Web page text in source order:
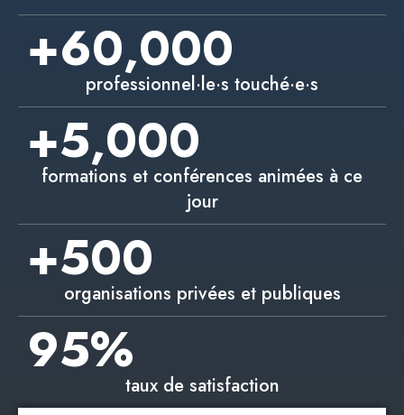
+60,000
professionnel·le·s touché·e·s
+5,000
formations et conférences animées à ce
jour
+500
organisations privées et publiques
95%
taux de satisfaction